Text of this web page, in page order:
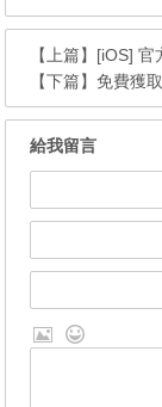
【上篇】 [iOS] 官
【下篇】免費獲
給我留言